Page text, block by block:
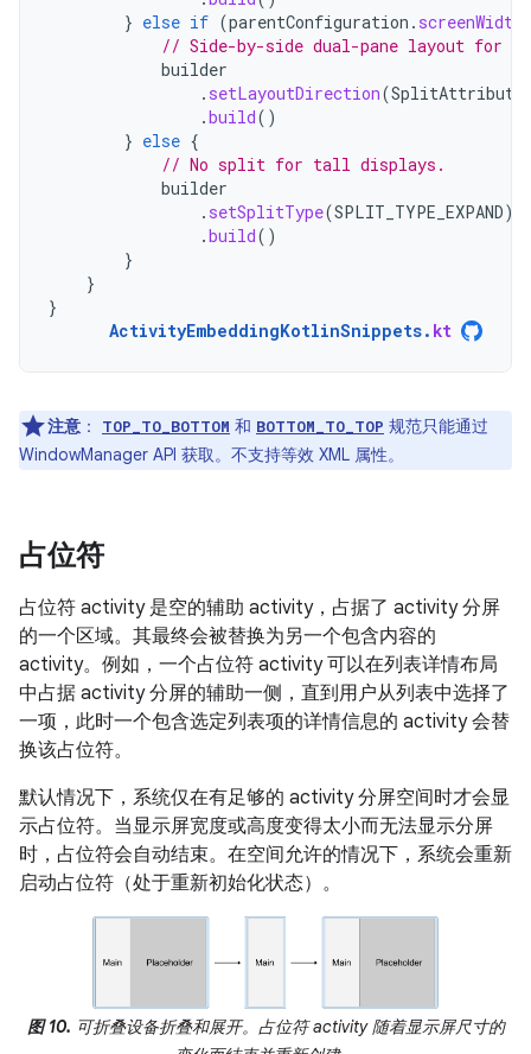
} else if (parentConfiguration .
// Side-by-side dual-pane layout for
builder
. setLayoutDirection(
.build()
} else {
// No split for tall displays.
builder
. setSplitType(SPLIT_TYPE_EXPAND)
.build()
}
}
}
ActivityEmbeddingKotlinSnippets. kt
注意 ： TOP_TO_BOTTOM 和 BOTTOM_TO_TOP 规范只能通过
WindowManager API 获取。不支持等效 XML 属性。
占位符
占位符 activity 是空的辅助 activity，占据了 activity 分屏
的一个区域。其最终会被替换为另一个包含内容的
activity。例如，一个占位符 activity 可以在列表详情布局
中占据 activity 分屏的辅助一侧，直到用户从列表中选择了
一项，此时一个包含选定列表项的详情信息的 activity 会替
换该占位符。
默认情况下，系统仅在有足够的 activity 分屏空间时才会显
示占位符。当显示屏宽度或高度变得太小而无法显示分屏
时，占位符会自动结束。在空间允许的情况下，系统会重新
启动占位符（处于重新初始化状态）。
图 10. 可折叠设备折叠和展开。占位符 activity 随着显示屏尺寸的